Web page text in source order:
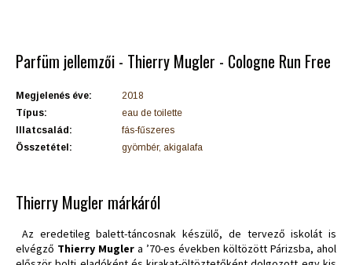
Parfüm jellemzői - Thierry Mugler - Cologne Run Free
Megjelenés éve:
2018
Típus:
eau de toilette
Illatcsalád:
fás-fűszeres
Összetétel:
gyömbér, akigalafa
Thierry Mugler márkáról
Az eredetileg balett-táncosnak készülő, de tervező iskolát is
elvégző Thierry Mugler a ’70-es években költözött Párizsba, ahol